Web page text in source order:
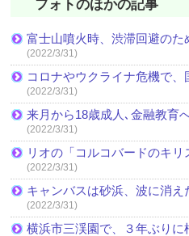
フォトのほかの記事
富士山噴火時、渋滞回避のた
(2022/3/31)
コロナやウクライナ危機で
(2022/3/31)
来月から18歳成人､金融教育
(2022/3/31)
リオの「コルコバードのキリ
(2022/3/31)
キャンバスは砂浜、波に消え
(2022/3/31)
横浜市三渓園で、３年ぶり